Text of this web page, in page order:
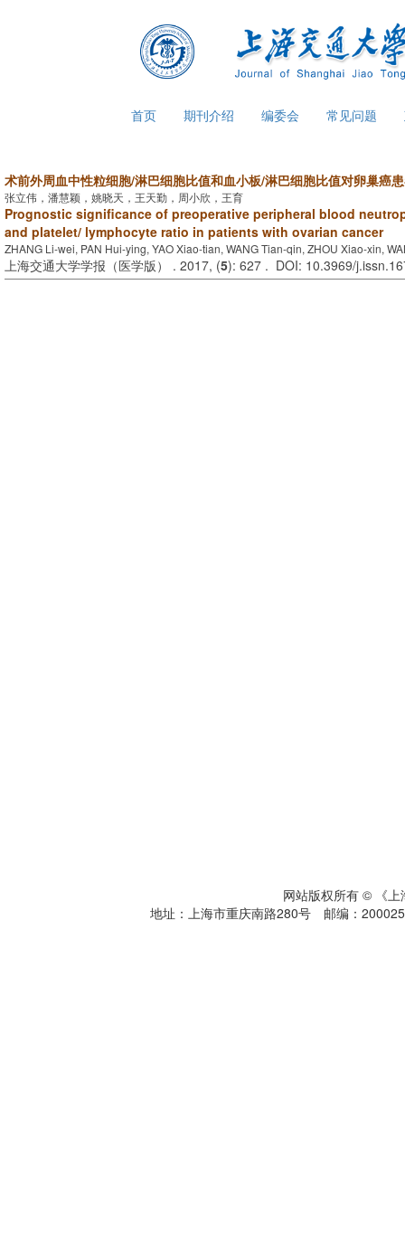
首页 期刊介绍 编委会 常见问题
术前外周血中性粒细胞/淋巴细胞比值和血小板/淋巴细胞比值对卵巢癌
张立伟，潘慧颖，姚晓天，王天勤，周小欣，王育
Prognostic significance of preoperative peripheral blood
and platelet/ lymphocyte ratio in patients with ovarian cancer
ZHANG Li-wei, PAN Hui-ying, YAO Xiao-tian, WANG Tian-qin, ZHOU Xiao-xin,
上海交通大学学报（医学版） . 2017, (5): 627 . DOI: 10.3969/
网站版权所有 © 《
地址：上海市重庆南路280号 邮编：